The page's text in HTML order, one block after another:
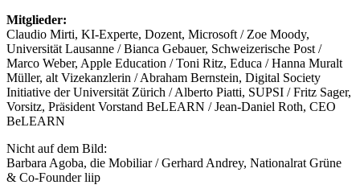
Mitglieder:
Claudio Mirti, KI-Experte, Dozent, Microsoft / Zoe Moody,
Universität Lausanne / Bianca Gebauer, Schweizerische Post /
Marco Weber, Apple Education / Toni Ritz, Educa / Hanna Muralt
Müller, alt Vizekanzlerin / Abraham Bernstein, Digital Society
Initiative der Universität Zürich / Alberto Piatti, SUPSI / Fritz Sager,
Vorsitz, Präsident Vorstand BeLEARN / Jean-Daniel Roth, CEO
BeLEARN
Nicht auf dem Bild:
Barbara Agoba, die Mobiliar / Gerhard Andrey, Nationalrat Grüne
& Co-Founder liip